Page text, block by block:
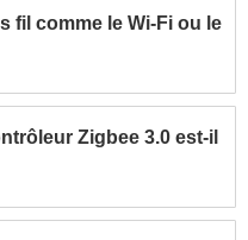
fil comme le Wi-Fi ou le
Zigbee 3.0 est-il